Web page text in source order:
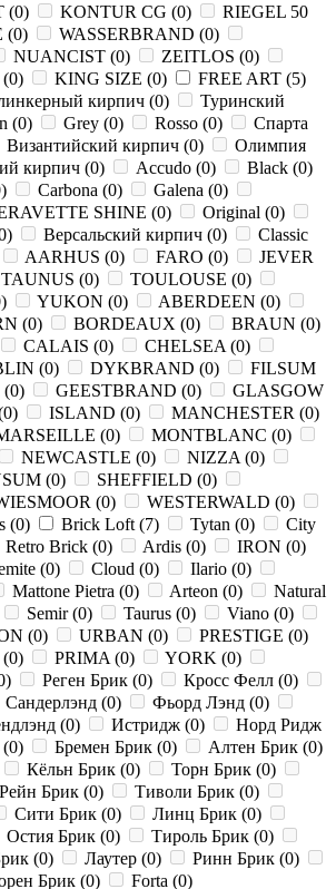
(0) KONTUR СG (0)
RIEGEL 50
(0) WASSERBRAND (0)
NUANCIST (0) ZEITLOS (0)
(0) KING SIZE (0) FREE ART (5)
кирпич (0)
Туринский
(0) Grey (0) Rosso (0)
Спарта
Византийский кирпич (0)
Олимпия
кирпич (0) Accudo (0) Black (0)
) Carbona (0) Galena (0)
SHINE (0) Original (0)
) Версальский кирпич (0)
Classic
AARHUS (0) FARO (0)
JEVER
TAUNUS (0) TOULOUSE (0)
) YUKON (0) ABERDEEN (0)
(0) BORDEAUX (0) BRAUN (0)
CALAIS (0) CHELSEA (0)
(0) DYKBRAND (0)
FILSUM
(0) GEESTBRAND (0)
GLASGOW
0) ISLAND (0) MANCHESTER (0)
(0) MONTBLANC (0)
NEWCASTLE (0) NIZZA (0)
(0) SHEFFIELD (0)
(0) WESTERWALD (0)
(0) Brick Loft (7) Tytan (0)
City
Retro Brick (0) Ardis (0) IRON (0)
(0) Cloud (0) Ilario (0)
Mattone Pietra (0) Arteon (0)
Natural
Semir(0) Taurus (0) Viano (0)
(0) URBAN (0) PRESTIGE (0)
(0) PRIMA (0) YORK (0)
) Реген Брик (0) Кросс Фелл (0)
Сандерлэнд (0) Фьорд Лэнд (0)
(0) Истридж (0)
Норд Ридж
(0) Бремен Брик (0) Алтен Брик (0)
Кёльн Брик (0) Торн Брик (0)
Рейн Брик (0) Тиволи Брик (0)
Сити Брик (0) Линц Брик (0)
Остия Брик (0) Тироль Брик (0)
(0) Лаутер (0) Ринн Брик (0)
Брик (0) Forta (0)